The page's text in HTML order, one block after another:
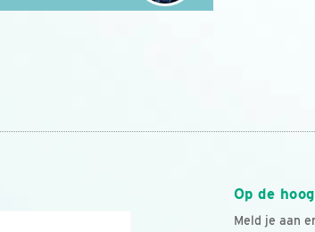
Op de
Meld je aan